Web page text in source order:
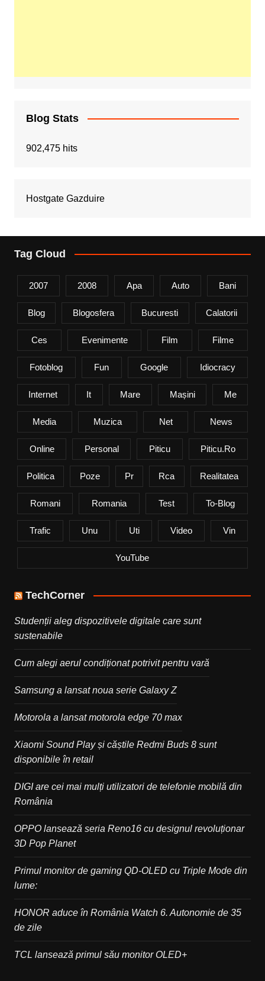
Blog Stats
902,475 hits
Hostgate Gazduire
Tag Cloud
2007 2008 Apa Auto Bani
Blog Blogosfera Bucuresti Calatorii
Ces Evenimente Film Filme
Fotoblog Fun Google Idiocracy
Internet It Mare Mașini Me
Media Muzica Net News
Online Personal Piticu Piticu.ro
Politica Poze Pr Rca Realitatea
Romani Romania Test To-Blog
Trafic Unu Uti Video Vin
YouTube
TechCorner
Studenții aleg dispozitivele digitale care sunt
sustenabile
Cum alegi aerul condiționat potrivit pentru vară
Samsung a lansat noua serie Galaxy Z
Motorola a lansat motorola edge 70 max
Xiaomi Sound Play și căștile Redmi Buds 8 sunt
disponibile în retail
DIGI are cei mai mulți utilizatori de telefonie mobilă din
România
OPPO lansează seria Reno16 cu designul revoluționar
3D Pop Planet
Primul monitor de gaming QD-OLED cu Triple Mode din
lume:
HONOR aduce în România Watch 6. Autonomie de 35
de zile
TCL lansează primul său monitor OLED+